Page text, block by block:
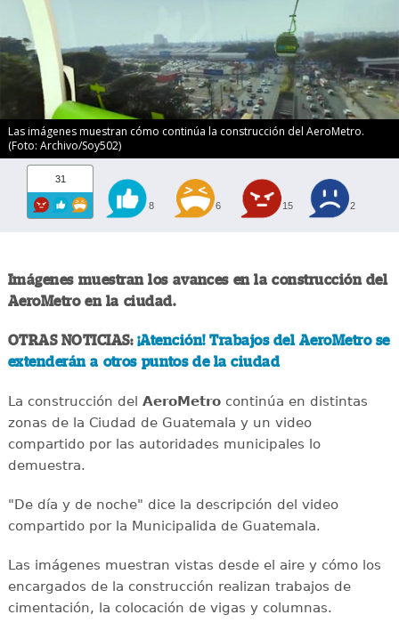
Las imágenes muestran cómo continúa la construcción del AeroMetro.
(Foto: Archivo/Soy502)
31
8 6 15 2
Imágenes muestran los avances en la construcción del
AeroMetro en la ciudad.
OTRAS NOTICIAS: ¡Atención! Trabajos del AeroMetro se
extenderán a otros puntos de la ciudad
La construcción del AeroMetrocontinúa en distintas
zonas de la Ciudad de Guatemala y un video
compartido por las autoridades municipales lo
demuestra.
"De día y de noche" dice la descripción del video
compartido por la Municipalida de Guatemala.
Las imágenes muestran vistas desde el aire y cómo los
encargados de la construcción realizan trabajos de
cimentación, la colocación de vigas y columnas.